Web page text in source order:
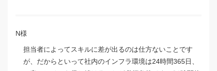
N様
担当者によってスキルに差が出るのは仕方ないことです
が、だからといって社内のインフラ環境は24時間365日、